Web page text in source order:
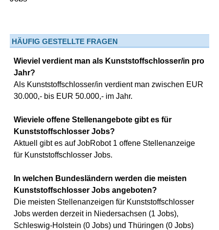
HÄUFIG GESTELLTE FRAGEN
Wieviel verdient man als Kunststoffschlosser/in pro
Jahr?
Als Kunststoffschlosser/in verdient man zwischen EUR
30.000,- bis EUR 50.000,- im Jahr.
Wieviele offene Stellenangebote gibt es für
Kunststoffschlosser Jobs?
Aktuell gibt es auf JobRobot 1 offene Stellenanzeige
für Kunststoffschlosser Jobs.
In welchen Bundesländern werden die meisten
Kunststoffschlosser Jobs angeboten?
Die meisten Stellenanzeigen für Kunststoffschlosser
Jobs werden derzeit in Niedersachsen (1 Jobs),
Schleswig-Holstein (0 Jobs) und Thüringen (0 Jobs)